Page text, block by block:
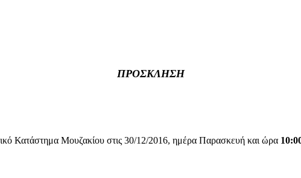
ΠΡΟΣΚΛΗΣΗ
Κατάστημα Μουζακίου στις 30/12/2016, ημέρα Παρασκευή και ώρα